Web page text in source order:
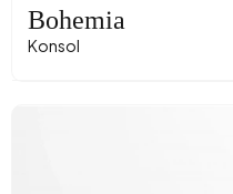
Bohemia
Konsol